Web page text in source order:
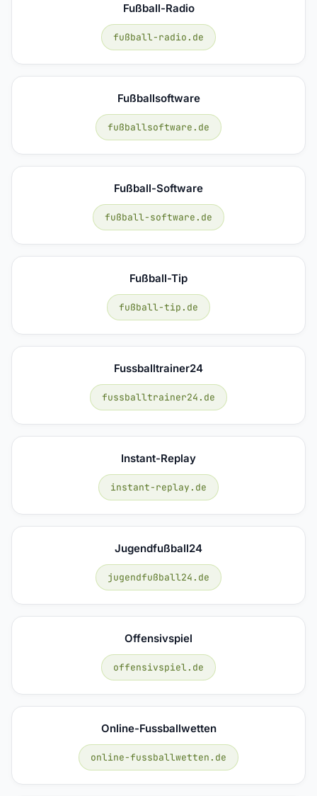
Fußball-Radio
fußball-radio.de
Fußballsoftware
fußballsoftware.de
Fußball-Software
fußball-software.de
Fußball-Tip
fußball-tip.de
Fussballtrainer24
fussballtrainer24.de
Instant-Replay
instant-replay.de
Jugendfußball24
jugendfußball24.de
Offensivspiel
offensivspiel.de
Online-Fussballwetten
online-fussballwetten.de